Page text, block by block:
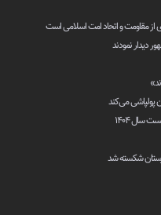
از مقاومت و اتحاد امت اسلامی است
دیدار نمودند
شکسته شد